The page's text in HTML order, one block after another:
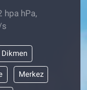
hpa hPa,
s
Dikmen
Merkez